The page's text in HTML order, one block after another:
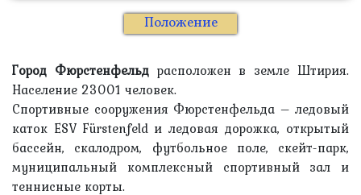
Положение
Город Фюрстенфельдрасположен в земле Штирия.
Население 23001 человек.
Спортивные сооружения Фюрстенфельда – ледовый
каток ESV Fürstenfeld и ледовая дорожка, открытый
бассейн, скалодром, футбольное поле, скейт-парк,
муниципальный комплексный спортивный зал и
теннисные корты.